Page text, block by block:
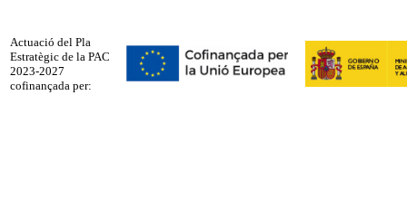
Actuació del Pla
Estratègic de la PAC
2023-2027
cofinançada per: